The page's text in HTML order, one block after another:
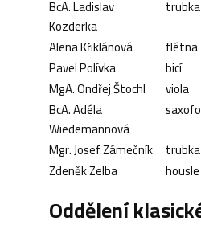
BcA. Ladislav
Kozderka
trubka
Alena Křiklánová
flétna
Pavel Polívka
bicí
MgA. Ondřej Štochl
viola
BcA. Adéla
Wiedemannová
Mgr. Josef Zámečník trubka
Zdeněk Zelba
housle
Oddělení